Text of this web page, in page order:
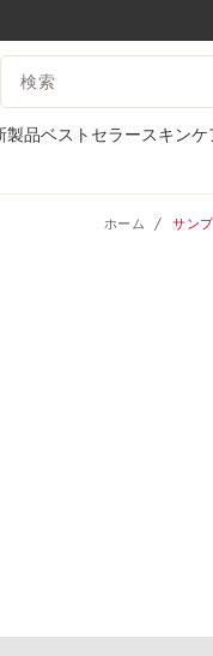
コンテンツへ移動
検索候補
製品ベストセラースキンケ
ホーム サン